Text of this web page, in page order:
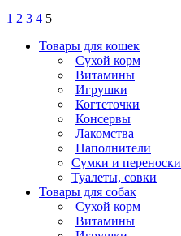
1 2 3 4 5
Товары для кошек
Cухой корм
Витамины
Игрушки
Когтеточки
Консервы
Лакомства
Наполнители
Сумки и переноски
Туалеты, совки
Товары для собак
Cухой корм
Витамины